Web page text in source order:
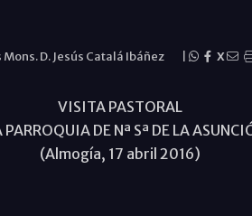
D. Jesús Catalá Ibáñez X
VISITA PASTORAL
PARROQUIA DE Nª Sª DE LA
(Almogía, 17 abril 2016)